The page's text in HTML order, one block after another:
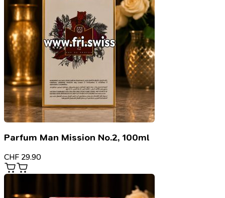
Parfum Man Mission No.2, 100ml
CHF 29.90